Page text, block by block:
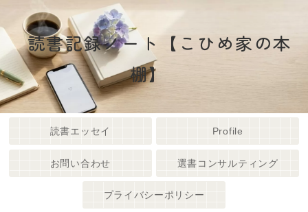
読書記録ノート【こひめ家の本
棚】
読書エッセイ Profile
お問い合わせ 選書コンサルティング
プライバシーポリシー